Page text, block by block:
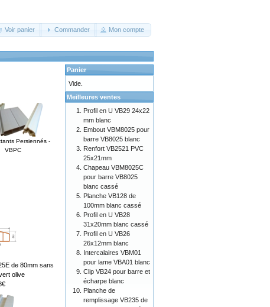
Voir panier Commander Mon compte
Persiennés -
VBPC
de 80mm sans
olive
Panier
Vide.
Meilleures ventes
Profil en U VB29 24x22
mm blanc
Embout VBM8025 pour
barre VB8025 blanc
Renfort VB2521 PVC
25x21mm
Chapeau VBM8025C
pour barre VB8025
blanc cassé
Planche VB128 de
100mm blanc cassé
Profil en U VB28
31x20mm blanc cassé
Profil en U VB26
26x12mm blanc
Intercalaires VBM01
pour lame VBA01 blanc
Clip VB24 pour barre et
écharpe blanc
Planche de
remplissage VB235 de